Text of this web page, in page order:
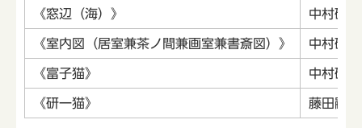
《窓辺（海）》 中村研一
《室内図（居室兼茶ノ間兼画室兼書斎図）》 中村研一
《富子猫》 中村研一
《研一猫》 藤田嗣治